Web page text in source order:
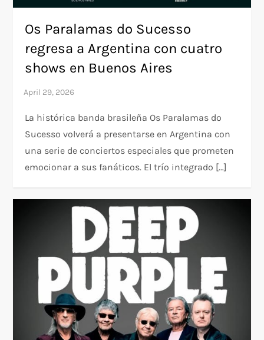
Os Paralamas do Sucesso
regresa a Argentina con cuatro
shows en Buenos Aires
La histórica banda brasileña Os Paralamas do
Sucesso volverá a presentarse en Argentina con
una serie de conciertos especiales que prometen
emocionar a sus fanáticos. El trío integrado […]